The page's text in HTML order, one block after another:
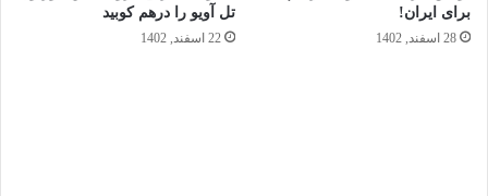
برای ایران!
28 اسفند, 1402
تل آویو را درهم کوبید
22 اسفند, 1402